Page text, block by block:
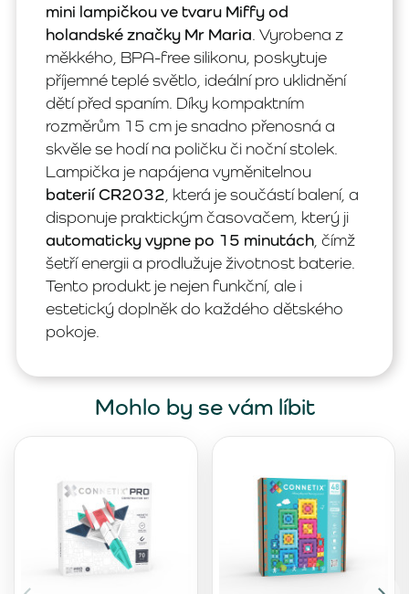
mini lampičkou ve tvaru Miffy od
holandské značky Mr Maria. Vyrobena z
měkkého, BPA-free silikonu, poskytuje
příjemné teplé světlo, ideální pro uklidnění
dětí před spaním. Díky kompaktním
rozměrům 15 cm je snadno přenosná a
skvěle se hodí na poličku či noční stolek.
Lampička je napájena vyměnitelnou
baterií CR2032 , která je součástí balení, a
disponuje praktickým časovačem, který ji
automaticky vypne po 15 minutách , čímž
šetří energii a prodlužuje životnost baterie.
Tento produkt je nejen funkční, ale i
estetický doplněk do každého dětského
pokoje.
Mohlo by se vám líbit